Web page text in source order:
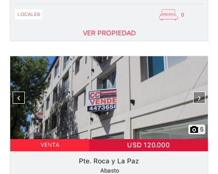
LOCALES 0
VER PROPIEDAD
‹ ›
5
VENTA USD 120.000
Pte. Roca y La Paz
Abasto